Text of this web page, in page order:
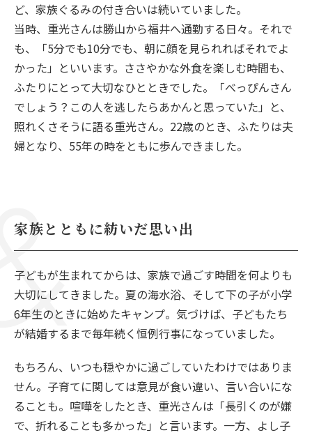
ど、家族ぐるみの付き合いは続いていました。
当時、重光さんは勝山から福井へ通勤する日々。それで
も、「5分でも10分でも、朝に顔を見られればそれでよ
かった」といいます。ささやかな外食を楽しむ時間も、
ふたりにとって大切なひとときでした。「べっぴんさん
でしょう？この人を逃したらあかんと思っていた」と、
照れくさそうに語る重光さん。22歳のとき、ふたりは夫
婦となり、55年の時をともに歩んできました。
家族とともに紡いだ思い出
子どもが生まれてからは、家族で過ごす時間を何よりも
大切にしてきました。夏の海水浴、そして下の子が小学
6年生のときに始めたキャンプ。気づけば、子どもたち
が結婚するまで毎年続く恒例行事になっていました。
もちろん、いつも穏やかに過ごしていたわけではありま
せん。子育てに関しては意見が食い違い、言い合いにな
ることも。喧嘩をしたとき、重光さんは「長引くのが嫌
で、折れることも多かった」と言います。一方、よし子